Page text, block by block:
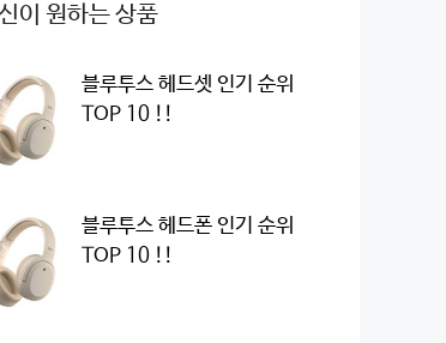
이 원하는 상품
블루투스 헤드셋 인기 순위
TOP 10 !!
블루투스 헤드폰 인기 순위
TOP 10 !!